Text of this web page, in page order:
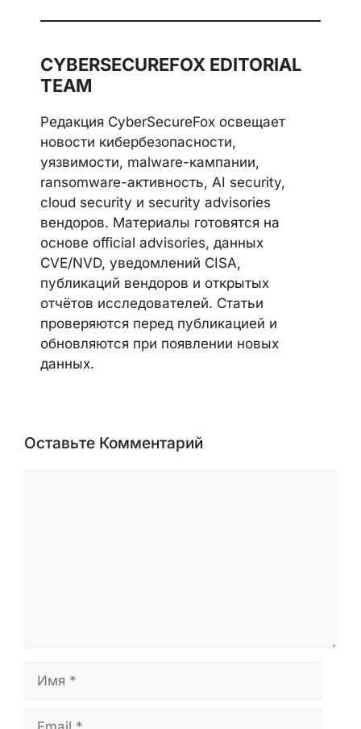
CYBERSECUREFOX EDITORIAL
TEAM
Редакция CyberSecureFox освещает
новости кибербезопасности,
уязвимости, malware-кампании,
ransomware-активность, AI security,
cloud security и security advisories
вендоров. Материалы готовятся на
основе official advisories, данных
CVE/NVD, уведомлений CISA,
публикаций вендоров и открытых
отчётов исследователей. Статьи
проверяются перед публикацией и
обновляются при появлении новых
данных.
Оставьте Комментарий
Имя
Email